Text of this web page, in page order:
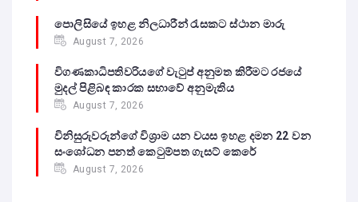
පොලිසියේ ඉහළ නිලධාරීන් රැසකට ස්ථාන මාරු
August 7, 2026
විගණකාධිපතිවරියගේ වැටුප් අනුමත කිරීමට රජයේ
මුදල් පිළිබඳ කාරක සභාවේ අනුමැතිය
August 7, 2026
විනිසුරුවරුන්ගේ විශ්‍රාම යන වයස ඉහළ දමන 22 වන
සංශෝධන පනත් කෙටුම්පත ගැසට් කෙරේ
August 7, 2026